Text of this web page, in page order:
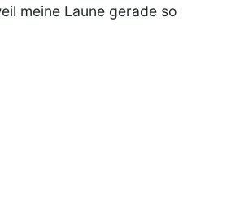
meine Laune gerade so